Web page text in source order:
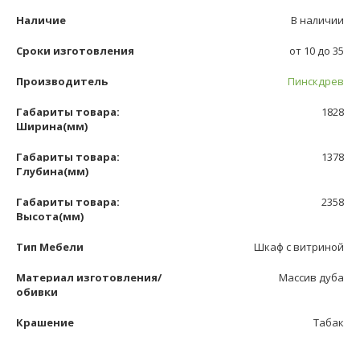
Наличие В наличии
Сроки изготовления от 10 до 35
Производитель Пинскдрев
Габариты товара:
Ширина(мм)
1828
Габариты товара:
Глубина(мм)
1378
Габариты товара:
Высота(мм)
2358
Тип Мебели Шкаф с витриной
Материал изготовления/
обивки
Массив дуба
Крашение Табак